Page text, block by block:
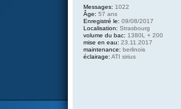
Messages: 1022
Âge: 57 ans
Enregistré le: 09/08/2017
Localisation: Strasbourg
volume du bac: 1380L + 200
mise en eau: 23.11.2017
maintenance: berlinois
éclairage: ATI sirius